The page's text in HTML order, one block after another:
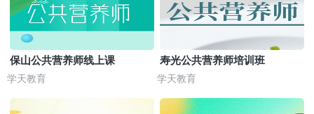
保山公共营养师线上课
学天教育
寿光公共营养师培训班
学天教育